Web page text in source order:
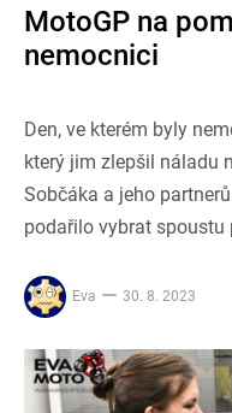
MotoGP na
nemocnici
Den, ve kterém byly
který jim zlepšil náladu
Sobčáka a jeho
podařilo vybrat spoustu
Eva 30. 8. 2023